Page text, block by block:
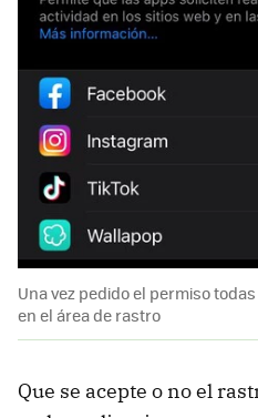
Una vez pedido el permiso
en el área de rastro
Que se acepte o no el